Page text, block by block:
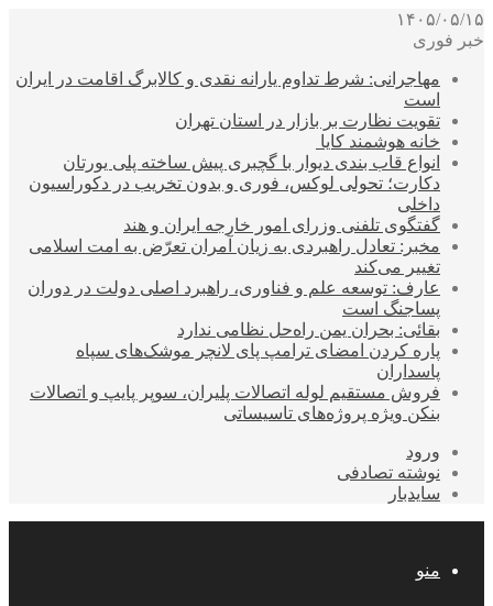
۱۴۰۵/۰۵/۱۵
خبر فوری
مهاجرانی: شرط تداوم یارانه نقدی و کالابرگ اقامت در ایران
است
تقویت نظارت بر بازار در استان تهران
خانه هوشمند کایا
انواع قاب بندی دیوار با گچبری پیش ساخته پلی یورتان
دکارت؛ تحولی لوکس، فوری و بدون تخریب در دکوراسیون
داخلی
گفتگوی تلفنی وزرای امور خارجه ایران و هند
مخبر: تعادل راهبردی به زیان آمران تعرّض به امت اسلامی
تغییر می‌کند
عارف: توسعه علم و فناوری، راهبرد اصلی دولت در دوران
پساجنگ است
بقائی: بحران یمن راه‌حل نظامی ندارد
پاره کردن امضای ترامپ پای لانچر موشک‌های سپاه
پاسداران
فروش مستقیم لوله اتصالات پلیران، سوپر پایپ و اتصالات
بنکن ویژه پروژه‌های تاسیساتی
ورود
نوشته تصادفی
سایدبار
منو